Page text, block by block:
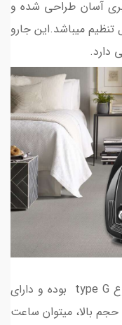
آسان طراحی شده و
تنظیم میباشد.این جارو
دارد.
کیسه استفاده شده در این محصول از نوع type G بوده و دارای
حجم بالا، میتوان ساعت